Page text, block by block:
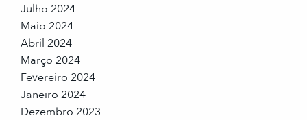
Julho 2024
Maio 2024
Abril 2024
Março 2024
Fevereiro 2024
Janeiro 2024
Dezembro 2023